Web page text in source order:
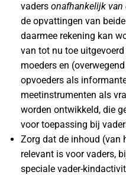
vaders onafhankelijk van
de opvattingen van
daarmee rekening kan
van tot nu toe
moeders en
opvoeders als
meetinstrumenten als
worden ontwikkeld, die
voor toepassing bij
Zorg dat de inhoud (van
relevant is voor vaders,
speciale vader-